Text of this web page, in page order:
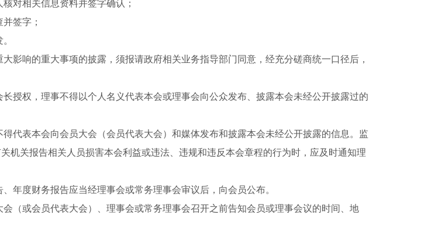
对相关信息资料并签字确认；
签字；
。
影响的重大事项的披露，须报请政府相关业务指导部门同意，经充分磋商统一口径后，
长授权，理事不得以个人名义代表本会或理事会向公众发布、披露本会未经公开披露过的
得代表本会向会员大会（会员代表大会）和媒体发布和披露本会未经公开披露的信息。监
机关报告相关人员损害本会利益或违法、违规和违反本会章程的行为时，应及时通知理
年度财务报告应当经理事会或常务理事会审议后，向会员公布。
会（或会员代表大会）、理事会或常务理事会召开之前告知会员或理事会议的时间、地